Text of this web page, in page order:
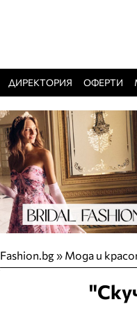
ДИРЕКТОРИЯ ОФЕРТИ
Fashion.bg» Мода и